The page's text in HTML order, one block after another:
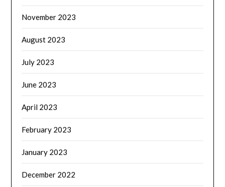
November 2023
August 2023
July 2023
June 2023
April 2023
February 2023
January 2023
December 2022